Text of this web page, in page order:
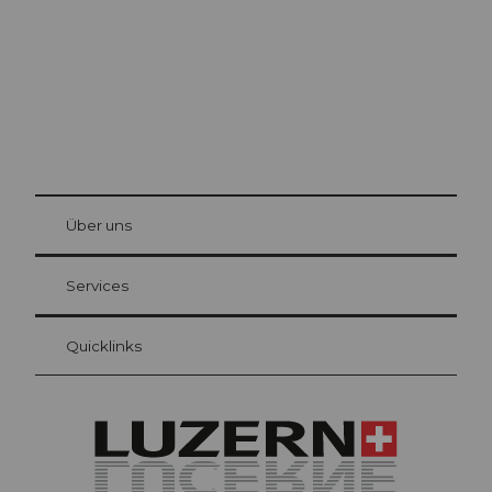
Gästekarte Luzern
Ihre Vorteile als Übernachtungsgast
at Bre
Über uns
Services
Quicklinks